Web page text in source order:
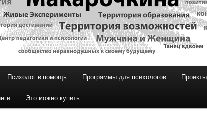
Психолог в помощь Программы для психологов Проекты
Это можно купить